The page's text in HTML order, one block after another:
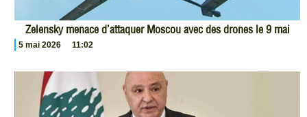
Zelensky menace d’attaquer Moscou avec des drones le 9 mai
5 mai 2026 11:02